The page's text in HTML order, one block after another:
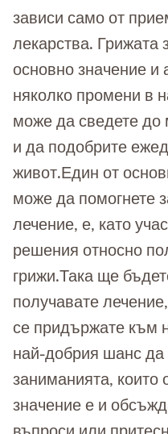
зависи само от
лекарства. Грижата
основно значение и
няколко промени в
може да сведете
и да подобрите
живот.Един от
може да помогнете
лечение, е, като
решения относно
грижи.Така ще
получавате
се придържате към
най-добрия шанс да
заниманията,
значение е и